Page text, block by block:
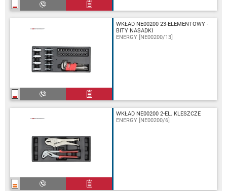
WKŁAD NE00200 23-ELEMENTOWY -
BITY NASADKI
ENERGY [NE00200/13]
WKŁAD NE00200 2-EL. KLESZCZE
ENERGY [NE00200/6]